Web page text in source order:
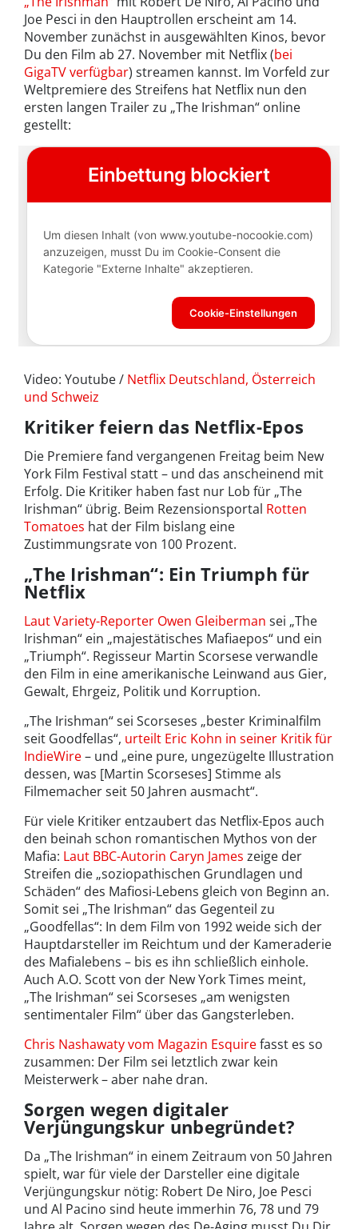
Joe Pesci in den Hauptrollen erscheint am 14.
November zunächst in ausgewählten Kinos, bevor
Du den Film ab 27. November mit Netflix (bei
GigaTV verfügbar) streamen kannst. Im Vorfeld zur
Weltpremiere des Streifens hat Netflix nun den
ersten langen Trailer zu „The Irishman“ online
gestellt:
Video: Youtube / Netflix Deutschland, Österreich
und Schweiz
Kritiker feiern das Netflix-Epos
Die Premiere fand vergangenen Freitag beim New
York Film Festival statt – und das anscheinend mit
Erfolg. Die Kritiker haben fast nur Lob für „The
Irishman“ übrig. Beim Rezensionsportal Rotten
Tomatoes hat der Film bislang eine
Zustimmungsrate von 100 Prozent.
„The Irishman“: Ein Triumph für
Netflix
Laut Variety-Reporter Owen Gleiberman sei „The
Irishman“ ein „majestätisches Mafiaepos“ und ein
„Triumph“. Regisseur Martin Scorsese verwandle
den Film in eine amerikanische Leinwand aus Gier,
Gewalt, Ehrgeiz, Politik und Korruption.
„The Irishman“ sei Scorseses „bester Kriminalfilm
seit Goodfellas“, urteilt Eric Kohn in seiner Kritik für
IndieWire– und „eine pure, ungezügelte Illustration
dessen, was [Martin Scorseses] Stimme als
Filmemacher seit 50 Jahren ausmacht“.
Für viele Kritiker entzaubert das Netflix-Epos auch
den beinah schon romantischen Mythos von der
Mafia: Laut BBC-Autorin Caryn James zeige der
Streifen die „soziopathischen Grundlagen und
Schäden“ des Mafiosi-Lebens gleich von Beginn an.
Somit sei „The Irishman“ das Gegenteil zu
„Goodfellas“: In dem Film von 1992 weide sich der
Hauptdarsteller im Reichtum und der Kameraderie
des Mafialebens – bis es ihn schließlich einhole.
Auch A.O. Scott von der New York Times meint,
„The Irishman“ sei Scorseses „am wenigsten
sentimentaler Film“ über das Gangsterleben.
Chris Nashawaty vom Magazin Esquirefasst es so
zusammen: Der Film sei letztlich zwar kein
Meisterwerk – aber nahe dran.
Sorgen wegen digitaler
Verjüngungskur unbegründet?
Da „The Irishman“ in einem Zeitraum von 50 Jahren
spielt, war für viele der Darsteller eine digitale
Verjüngungskur nötig: Robert De Niro, Joe Pesci
und Al Pacino sind heute immerhin 76, 78 und 79